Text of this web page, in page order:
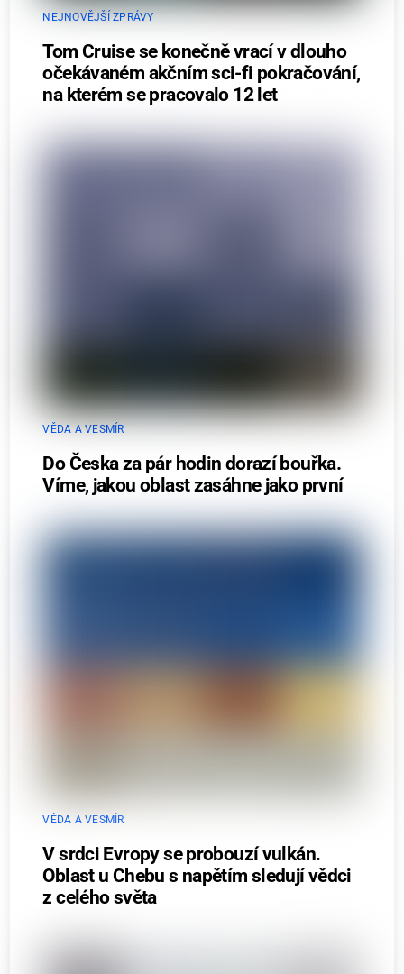
NEJNOVĚJŠÍ ZPRÁVY
Tom Cruise se konečně vrací v dlouho
očekávaném akčním sci-fi pokračování,
na kterém se pracovalo 12 let
VĚDA A VESMÍR
Do Česka za pár hodin dorazí bouřka.
Víme, jakou oblast zasáhne jako první
VĚDA A VESMÍR
V srdci Evropy se probouzí vulkán.
Oblast u Chebu s napětím sledují vědci
z celého světa